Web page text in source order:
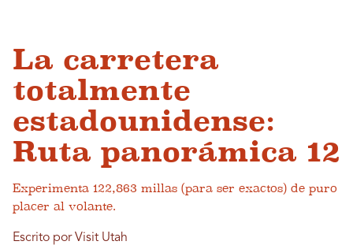
La carretera
totalmente
estadounidense:
Ruta panorámica 12
Experimenta 122,863 millas (para ser exactos) de puro
placer al volante.
Escrito por Visit Utah